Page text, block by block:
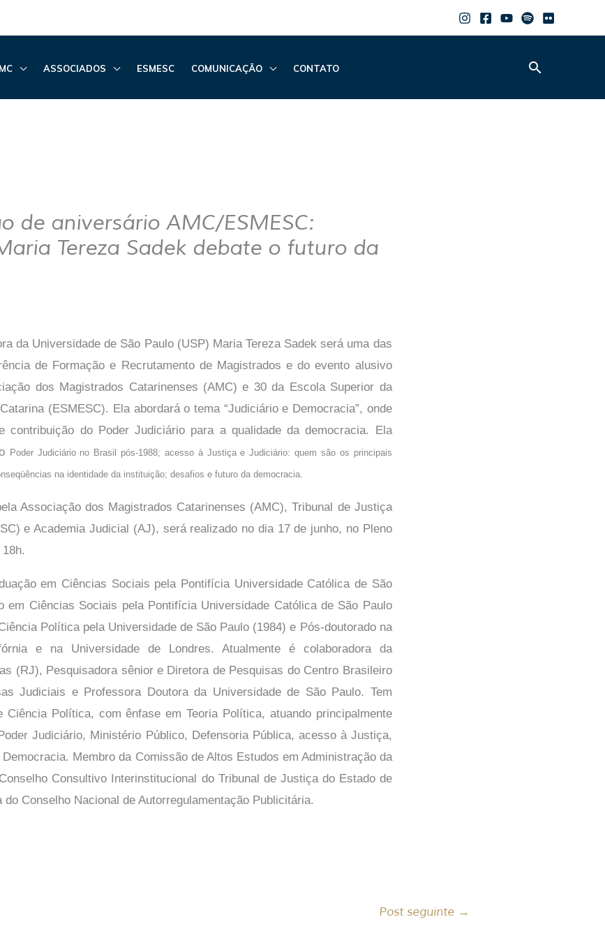
ASSOCIADOS ESMESC COMUNICAÇÃO CONTATO Pesquisar
de aniversário AMC/ESMESC:
Tereza Sadek debate o futuro da
da Universidade de São Paulo (USP) Maria Tereza Sadek será uma das
de Formação e Recrutamento de Magistrados e do evento alusivo
dos Magistrados Catarinenses (AMC) e 30 da Escola Superior da
(ESMESC). Ela abordará o tema “Judiciário e Democracia”, onde
contribuição do Poder Judiciário para a qualidade da democracia.
Ela
Poder Judiciário no Brasil pós-1988; acesso à Justiça e Judiciário: quem são os principais
na identidade da instituição; desafios e futuro da democracia.
Associação dos Magistrados Catarinenses (AMC), Tribunal de Justiça
e Academia Judicial (AJ), será realizado no dia 17 de junho, no Pleno
em Ciências Sociais pela Pontifícia Universidade Católica de São
em Ciências Sociais pela Pontifícia Universidade Católica de São Paulo
Política pela Universidade de São Paulo (1984) e Pós-doutorado na
e na Universidade de Londres. Atualmente é colaboradora da
(RJ), Pesquisadora sênior e Diretora de Pesquisas do Centro Brasileiro
Judiciais e Professora Doutora da Universidade de São Paulo. Tem
Ciência Política, com ênfase em Teoria Política, atuando principalmente
Judiciário, Ministério Público, Defensoria Pública, acesso à Justiça,
Membro da Comissão de Altos Estudos em Administração da
Consultivo Interinstitucional do Tribunal de Justiça do Estado de
do Conselho Nacional de Autorregulamentação Publicitária.
Post seguinte →